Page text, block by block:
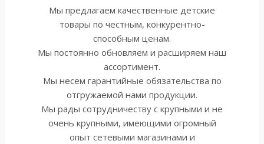
Мы предлагаем качественные детские
товары по честным, конкурентно-
способным ценам.
Мы постоянно обновляем и расширяем наш
ассортимент.
Мы несем гарантийные обязательства по
отгружаемой нами продукции.
Мы рады сотрудничеству с крупными и не
очень крупными, имеющими огромный
опыт сетевыми магазинами и